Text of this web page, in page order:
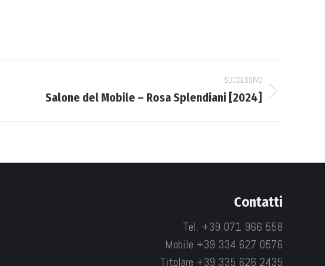
SUCCESSIVO
Salone del Mobile – Rosa Splendiani [2024]
Contatti
Tel. +39 071 966 558
Mobile +39 334 627 0576
Titolare +39 335 626 2435